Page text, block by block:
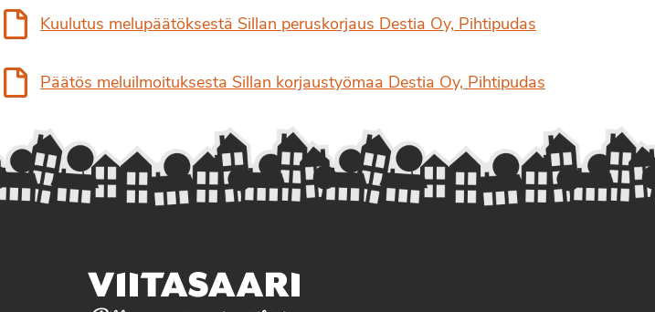
Kuulutus melupäätöksestä Sillan peruskorjaus Destia Oy, Pihtipudas
Päätös meluilmoituksesta Sillan korjaustyömaa Destia Oy, Pihtipudas